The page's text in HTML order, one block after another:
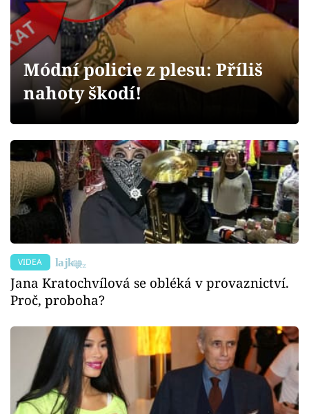
Videa
Sledujte prima+
Přihlášení
Sledujte nás
Módní policie z plesu: Příliš
nahoty škodí!
VIDEA
Jana Kratochvílová se obléká v provaznictví.
Proč, proboha?